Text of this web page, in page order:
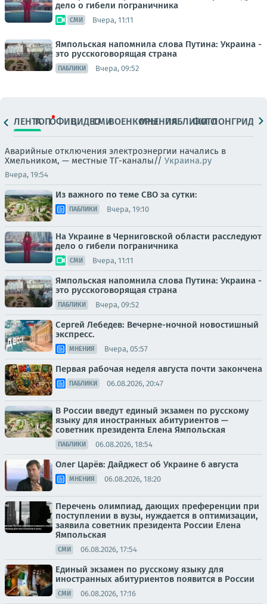
дело о гибели пограничника
СМИ Вчера, 11:11
Ямпольская напомнила слова Путина: Украина -
это русскоговорящая страна
ПАБЛИКИ Вчера, 09:52
ЛЕНТАТОПОФИЦ.ВИДЕОСМИВОЕНКОРЫМНЕНИЯПАБЛИКИ
ФОТОЛОНГРИДЫ
Аварийные отключения электроэнергии начались в
Хмельником, — местные ТГ-каналы// Украина.ру
Вчера, 19:54
Из важного по теме СВО за сутки:
ПАБЛИКИ Вчера, 19:10
На Украине в Черниговской области расследуют
дело о гибели пограничника
СМИ Вчера, 11:11
Ямпольская напомнила слова Путина: Украина -
это русскоговорящая страна
ПАБЛИКИ Вчера, 09:52
Сергей Лебедев: Вечерне-ночной новостишный
экспресс.
МНЕНИЯ Вчера, 05:57
Первая рабочая неделя августа почти закончена
ПАБЛИКИ 06.08.2026, 20:47
В России введут единый экзамен по русскому
языку для иностранных абитуриентов —
советник президента Елена Ямпольская
ПАБЛИКИ 06.08.2026, 18:54
Олег Царёв: Дайджест об Украине 6 августа
МНЕНИЯ 06.08.2026, 18:20
Перечень олимпиад, дающих преференции при
поступлении в вузы, нуждается в оптимизации,
заявила советник президента России Елена
Ямпольская
СМИ 06.08.2026, 17:54
Единый экзамен по русскому языку для
иностранных абитуриентов появится в России
СМИ 06.08.2026, 17:16